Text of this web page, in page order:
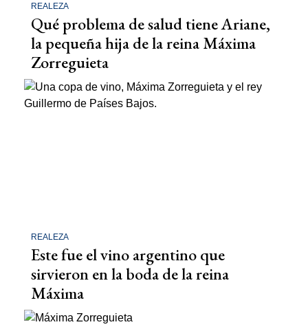
REALEZA
Qué problema de salud tiene Ariane,
la pequeña hija de la reina Máxima
Zorreguieta
REALEZA
Este fue el vino argentino que
sirvieron en la boda de la reina
Máxima